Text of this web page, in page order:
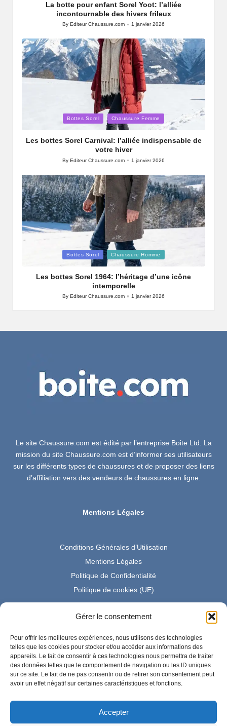
Gérer le consentement
Pour offrir les meilleures expériences, nous utilisons des technologies
telles que les cookies pour stocker et/ou accéder aux informations des
appareils. Le fait de consentir à ces technologies nous permettra de traiter
des données telles que le comportement de navigation ou les ID uniques
sur ce site. Le fait de ne pas consentir ou de retirer son consentement peut
avoir un effet négatif sur certaines caractéristiques et fonctions.
Accepter
La botte pour enfant Sorel Yoot: l’alliée
incontournable des hivers frileux
Posted
ByEditeur Chaussure.com 1 janvier 2026
in
Bottes Sorel Chaussure Femme
Les bottes Sorel Carnival: l’alliée indispensable de
votre hiver
Posted
ByEditeur Chaussure.com 1 janvier 2026
Bottes Sorel Chaussure Homme
Les bottes Sorel 1964: l’héritage d’une icône
intemporelle
Posted
ByEditeur Chaussure.com 1 janvier 2026
Le site Chaussure.com est édité par l’entreprise Boite Ltd. La
mission du site Chaussure.com est d’informer ses utilisateurs
sur les différents types de chaussures et de proposer des liens
d’affiliation vers des vendeurs de chaussures en ligne.
Mentions Légales
Conditions Générales d’Utilisation
Mentions Légales
Politique de Confidentialité
Politique de cookies (UE)
En tant que Partenaire Amazon, je réalise un bénéfice sur les
achats remplissant les conditions requises.
Amazon et le logo Amazon sont des marques d'Amazon.com,
Inc. ou de ses sociétés affiliées.